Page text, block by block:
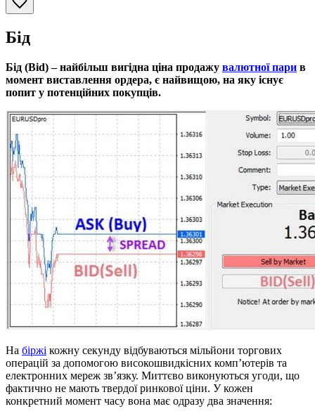
Бід
Бід (Bid) – найбільш вигідна ціна продажу валютної пари в
момент виставлення ордера, є найвищою, на яку існує
попит у потенційних покупців.
На біржі кожну секунду відбуваються мільйони торгових
операцій за допомогою високошвидкісних комп’ютерів та
електронних мереж зв’язку. Миттєво виконуються угоди, що
фактично не мають твердої ринкової ціни. У кожен
конкретний момент часу вона має одразу два значення: